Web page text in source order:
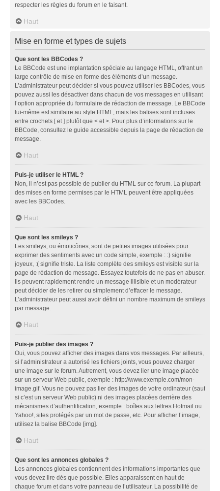
respecter les règles du forum en le faisant.
Haut
Mise en forme et types de sujets
Que sont les BBCodes ?
Le BBCode est une implantation spéciale au langage HTML, offrant un
large contrôle de mise en forme des éléments d’un message.
L’administrateur peut décider si vous pouvez utiliser les BBCodes, vous
pouvez aussi les désactiver dans chacun de vos messages en utilisant
l’option appropriée du formulaire de rédaction de message. Le BBCode
lui-même est similaire au style HTML, mais les balises sont incluses
entre crochets [ et ] plutôt que < et >. Pour plus d’informations sur le
BBCode, consultez le guide accessible depuis la page de rédaction de
message.
Haut
Puis-je utiliser le HTML ?
Non, il n’est pas possible de publier du HTML sur ce forum. La plupart
des mises en forme permises par le HTML peuvent être appliquées
avec les BBCodes.
Haut
Que sont les smileys ?
Les smileys, ou émoticônes, sont de petites images utilisées pour
exprimer des sentiments avec un code simple, exemple : :) signifie
joyeux, :( signifie triste. La liste complète des smileys est visible sur la
page de rédaction de message. Essayez toutefois de ne pas en abuser.
Ils peuvent rapidement rendre un message illisible et un modérateur
peut décider de les retirer ou simplement d’effacer le message.
L’administrateur peut aussi avoir défini un nombre maximum de smileys
par message.
Haut
Puis-je publier des images ?
Oui, vous pouvez afficher des images dans vos messages. Par ailleurs,
si l’administrateur a autorisé les fichiers joints, vous pouvez charger
une image sur le forum. Autrement, vous devez lier une image placée
sur un serveur Web public, exemple : http://www.exemple.com/mon-
image.gif. Vous ne pouvez pas lier des images de votre ordinateur (sauf
si c’est un serveur Web public) ni des images placées derrière des
mécanismes d’authentification, exemple : boîtes aux lettres Hotmail ou
Yahoo!, sites protégés par un mot de passe, etc. Pour afficher l’image,
utilisez la balise BBCode [img].
Haut
Que sont les annonces globales ?
Les annonces globales contiennent des informations importantes que
vous devez lire dès que possible. Elles apparaissent en haut de
chaque forum et dans votre panneau de l’utilisateur. La possibilité de